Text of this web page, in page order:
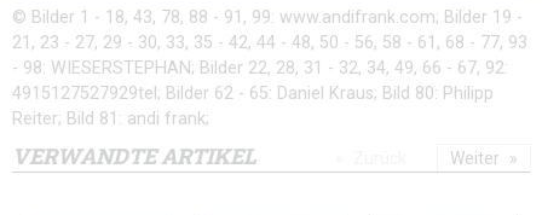
© Bilder 1 - 18, 43, 78, 88 - 91, 99: www.andifrank.com; Bilder 19 -
21, 23 - 27, 29 - 30, 33, 35 - 42, 44 - 48, 50 - 56, 58 - 61, 68 - 77, 93
- 98: WIESERSTEPHAN; Bilder 22, 28, 31 - 32, 34, 49, 66 - 67, 92:
4915127527929tel; Bilder 62 - 65: Daniel Kraus; Bild 80: Philipp
Reiter; Bild 81: andi frank;
VERWANDTE ARTIKEL Weiter